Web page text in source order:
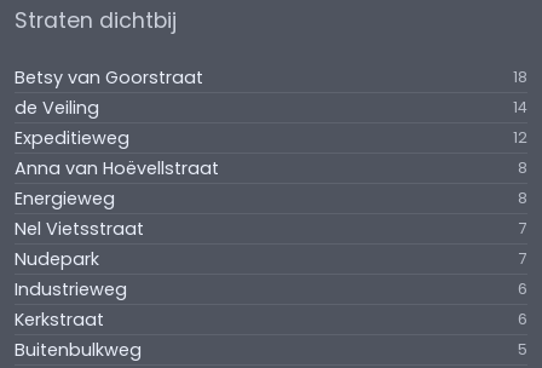
Straten dichtbij
Betsy van Goorstraat 18
de Veiling 14
Expeditieweg 12
Anna van Hoëvellstraat 8
Energieweg 8
Nel Vietsstraat 7
Nudepark 7
Industrieweg 6
Kerkstraat 6
Buitenbulkweg 5